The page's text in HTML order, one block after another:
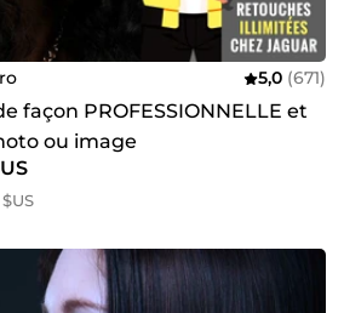
5,0 (671)
façon PROFESSIONNELLE et
ou image